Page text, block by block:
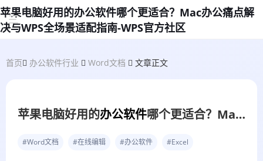
苹果电脑好用的办公软件哪个更适合？Mac办公痛点解
决与WPS全场景适配指南-WPS官方社区
首页 办公软件行业 Word文档 文章正文
苹果电脑好用的办公软件哪个更适合？Mac办公痛点解决与WPS全场景适配指南
#Word文档 #在线编辑 #办公软件 #Excel